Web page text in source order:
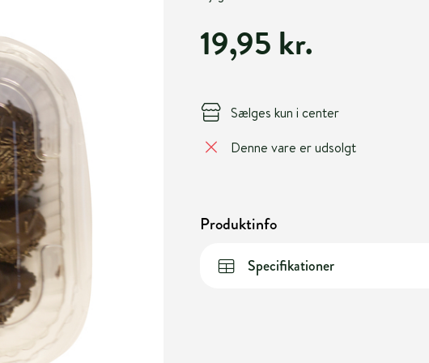
19,95 kr.
Sælges kun i center
Denne vare er udsolgt
Produktinfo
Specifikationer